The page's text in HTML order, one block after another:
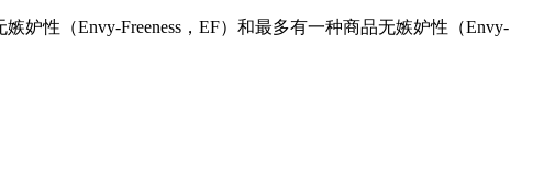
性（Envy-Freeness，EF）和最多有一种商品无嫉妒性（Envy-